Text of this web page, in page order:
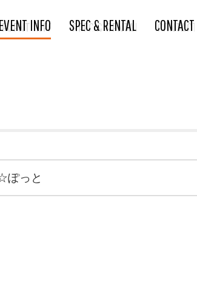
EVENT INFO SPEC & RENTAL CONTACT
ぽっと